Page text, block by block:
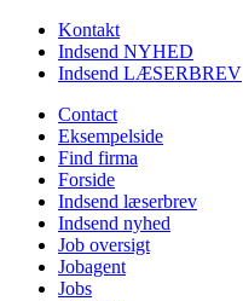
Kontakt
Indsend NYHED
Indsend LÆSERBREV
Contact
Eksempelside
Find firma
Forside
Indsend læserbrev
Indsend nyhed
Job oversigt
Jobagent
Jobs